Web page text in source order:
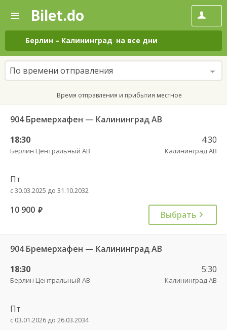
—
Поиск
и
покупка
билетов
на
автобус
онлайн
Bilet.do
Берлин – Калининград на все дни
По времени отправления
Время отправления и прибытия местное
904 Бремерхафен — Калининград АВ
18:30
Берлин Центральный АВ
4:30
Калининград АВ
Пт
с 30.03.2025 до 31.10.2032
10 900 руб. Выбрать
904 Бремерхафен — Калининград АВ
18:30
Берлин Центральный АВ
5:30
Калининград АВ
Пт
с 03.01.2026 до 26.03.2034